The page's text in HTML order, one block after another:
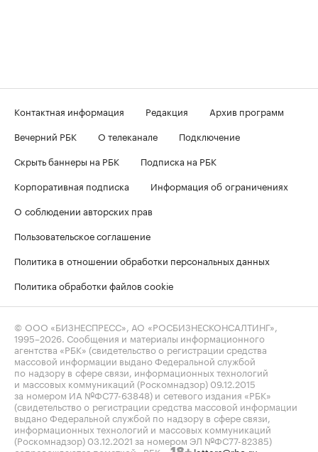
Контактная информация Редакция
Архив программ
Вечерний РБК
О телеканале
Подключение
Скрыть баннеры на РБК
Подписка на РБК
Корпоративная подписка
Информация об ограничениях
О соблюдении авторских прав
Пользовательское соглашение
Политика в отношении обработки персональных данных
Политика обработки файлов cookie
© ООО «БИЗНЕСПРЕСС», АО «РОСБИЗНЕСКОНСАЛТИНГ»,
1995–2026 . Сообщения и материалы информационного
агентства «РБК» (свидетельство о регистрации средства
массовой информации выдано Федеральной службой
по надзору в сфере связи, информационных технологий
и массовых коммуникаций (Роскомнадзор) 09.12.2015
за номером ИА №ФС77-63848) и сетевого издания «РБК»
(свидетельство о регистрации средства массовой информации
выдано Федеральной службой по надзору в сфере связи,
информационных технологий и массовых коммуникаций
(Роскомнадзор) 03.12.2021 за номером ЭЛ №ФС77-82385)